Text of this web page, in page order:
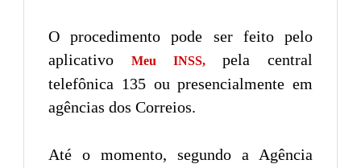
O procedimento pode ser feito pelo
aplicativo
Meu INSS,pela central
telefônica 135 ou presencialmente em
agências dos Correios.
Até o momento, segundo a Agência